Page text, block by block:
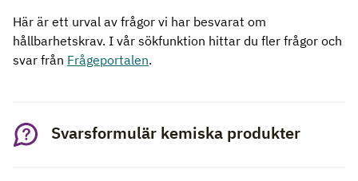
Här är ett urval av frågor vi har besvarat om
hållbarhetskrav. I vår sökfunktion hittar du fler frågor och
svar från Frågeportalen.
Svarsformulär kemiska produkter